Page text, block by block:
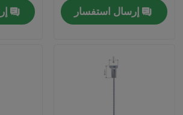
إرسال استفسار